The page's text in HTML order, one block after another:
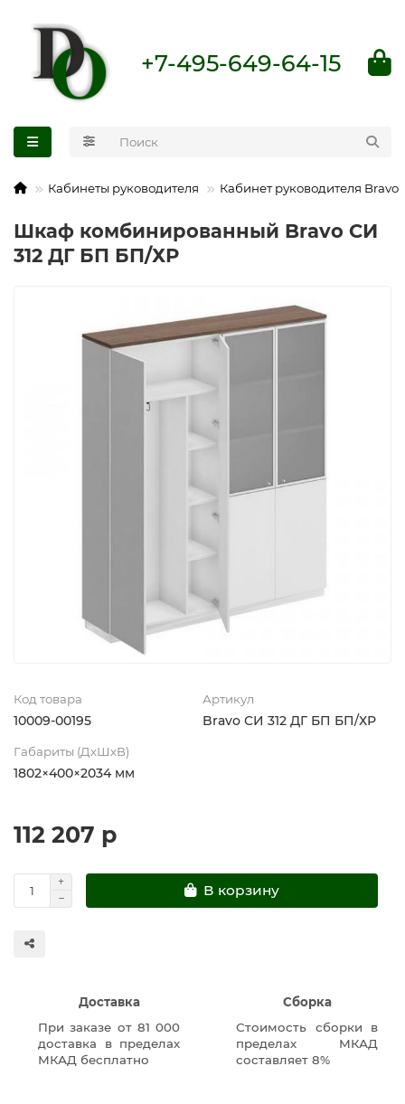
+7-495-649-64-15
Кабинеты руководителя Кабинет руководителя Bravo
Шкаф комбинированный Bravo СИ
312 ДГ БП БП/ХР
Код товара
10009-00195
Артикул
Bravo СИ 312 ДГ БП БП/ХР
Габариты (ДхШхВ)
1802×400×2034 мм
112 207 р
В корзину
Доставка
При заказе от 81 000
доставка в пределах
МКАД бесплатно
Сборка
Стоимость сборки в
пределах МКАД
составляет 8%